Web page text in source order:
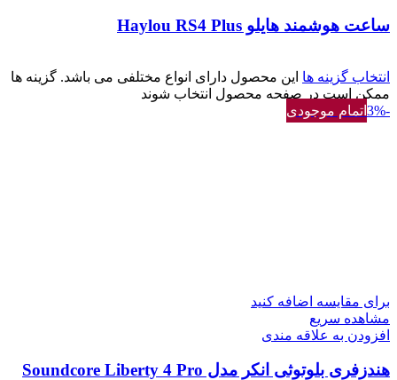
ساعت هوشمند هایلو Haylou RS4 Plus
انتخاب گزینه ها این محصول دارای انواع مختلفی می باشد. گزینه ها
ممکن است در صفحه محصول انتخاب شوند
-3%
اتمام موجودی
برای مقایسه اضافه کنید
مشاهده سریع
افزودن به علاقه مندی
هندزفری بلوتوثی انکر مدل Soundcore Liberty 4 Pro